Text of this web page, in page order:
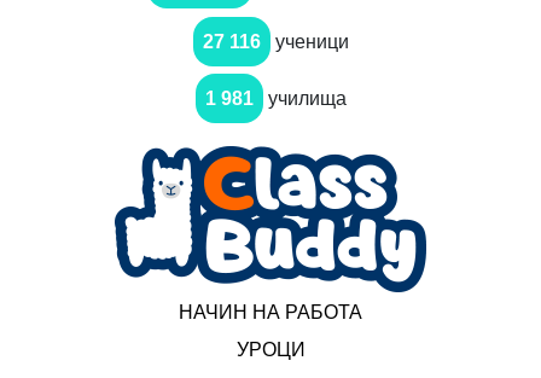
27 116 ученици
1 981 училища
НАЧИН НА РАБОТА
УРОЦИ